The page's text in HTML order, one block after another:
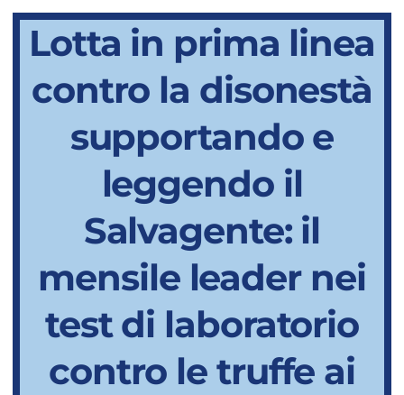
Lotta in prima linea
contro la disonestà
supportando e
leggendo il
Salvagente: il
mensile leader nei
test di laboratorio
contro le truffe ai